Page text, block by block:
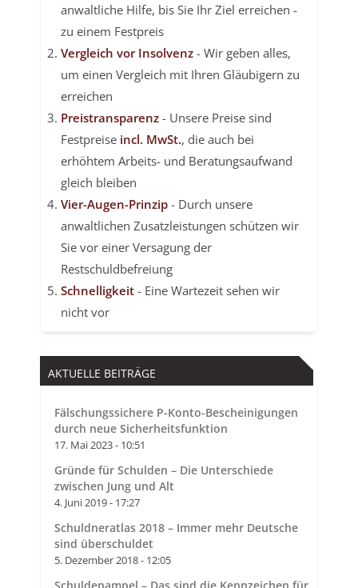
anwaltliche Hilfe, bis Sie Ihr Ziel erreichen -
zu einem Festpreis
Vergleich vor Insolvenz - Wir geben alles,
um einen Vergleich mit Ihren Gläubigern zu
erreichen
Preistransparenz - Unsere Preise sind
Festpreise incl. MwSt., die auch bei
erhöhtem Arbeits- und Beratungsaufwand
gleich bleiben
Vier-Augen-Prinzip - Durch unsere
anwaltlichen Zusatzleistungen schützen wir
Sie vor einer Versagung der
Restschuldbefreiung
Schnelligkeit - Eine Wartezeit sehen wir
nicht vor
AKTUELLE BEITRÄGE
Fälschungssichere P-Konto-Bescheinigungen
durch neue Sicherheitsfunktion
17. Mai 2023 - 10:51
Gründe für Schulden – Die Unterschiede
zwischen Jung und Alt
4. Juni 2019 - 17:27
Schuldneratlas 2018 – Immer mehr Deutsche
sind überschuldet
5. Dezember 2018 - 12:05